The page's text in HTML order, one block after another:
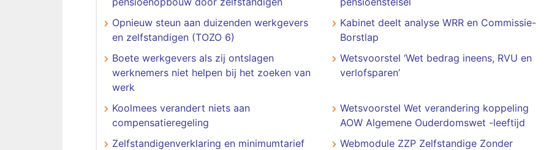
Opnieuw steun aan duizenden werkgevers
en zelfstandigen (TOZO 6)
Kabinet deelt analyse WRR en Commissie-
Borstlap
Boete werkgevers als zij ontslagen
werknemers niet helpen bij het zoeken van
werk
Wetsvoorstel ‘Wet bedrag ineens, RVU en
verlofsparen’
Koolmees verandert niets aan
compensatieregeling
Wetsvoorstel Wet verandering koppeling
AOW Algemene Ouderdomswet -leeftijd
Zelfstandigenverklaring en minimumtarief
Webmodule ZZP Zelfstandige Zonder